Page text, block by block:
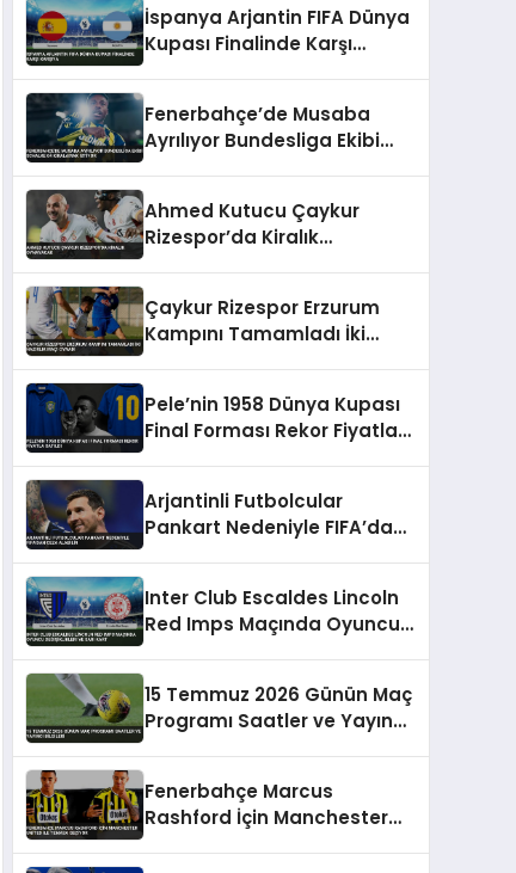
İspanya Arjantin FIFA Dünya
Kupası Finalinde Karşı
Fenerbahçe’de Musaba
Ayrılıyor Bundesliga Ekibi
Ahmed Kutucu Çaykur
Rizespor’da Kiralık
Çaykur Rizespor Erzurum
Kampını Tamamladı İki
Pele’nin 1958 Dünya Kupası
Final Forması Rekor Fiyatla
Arjantinli Futbolcular
Pankart Nedeniyle FIFA’dan
Inter Club Escaldes Lincoln
Red Imps Maçında Oyuncu
15 Temmuz 2026 Günün Maç
Programı Saatler ve Yayıncı
Fenerbahçe Marcus
Rashford İçin Manchester